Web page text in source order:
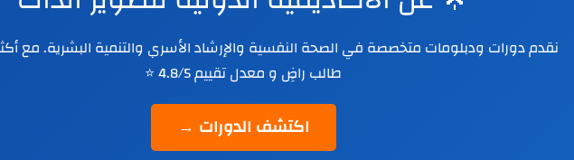
طالب راضٍ و معدل تقييم 4.8/5 ⭐
اكتشف الدورات →